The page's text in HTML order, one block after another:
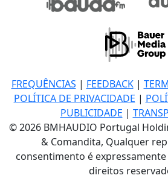
FREQUÊNCIAS | FEEDBACK|
POLÍTICA DE PRIVACIDADE |
PUBLICIDADE |
© 2026 BMHAUDIO Portugal
& Comandita, Qualquer
consentimento é
direitos